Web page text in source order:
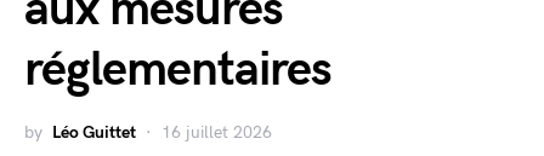
réglementaires
by Léo Guittet 16 juillet 2026